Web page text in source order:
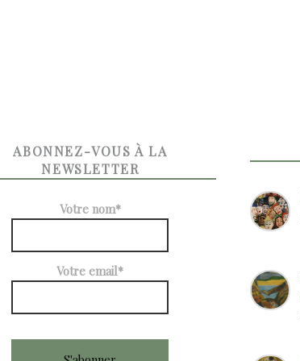
ABONNEZ-VOUS À LA
NEWSLETTER
Votre nom*
Votre email*